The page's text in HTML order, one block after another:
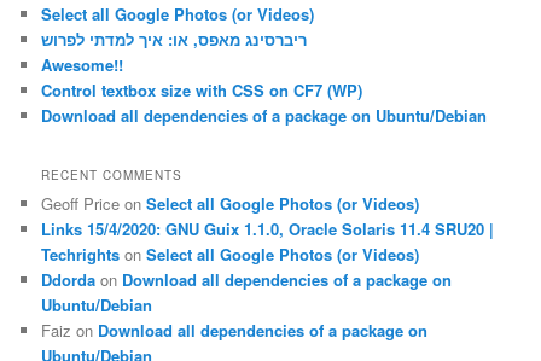
h
Select all Google Photos (or Videos)
ריברסינג מאפס, או: איך למדתי לפרוש
Awesome!!
Control textbox size with CSS on CF7 (WP)
Download all dependencies of a package on Ubuntu/Debian
RECENT COMMENTS
Geoff Price onSelect all Google Photos (or Videos)
Links 15/4/2020: GNU Guix 1.1.0, Oracle Solaris 11.4 SRU20 |
Techrights onSelect all Google Photos (or Videos)
Ddorda on Download all dependencies of a package on
Ubuntu/Debian
Faiz on Download all dependencies of a package on
Ubuntu/Debian